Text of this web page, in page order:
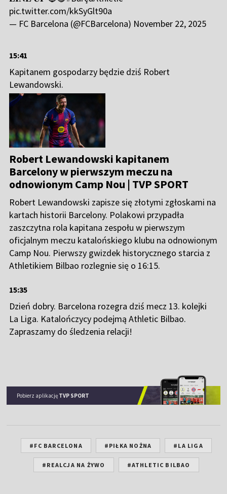
pic.twitter.com/kkSyGlt90a
— FC Barcelona (@FCBarcelona) November 22, 2025
15:41
Kapitanem gospodarzy będzie dziś Robert
Lewandowski.
Robert Lewandowski kapitanem
Barcelony w pierwszym meczu na
odnowionym Camp Nou | TVP SPORT
Robert Lewandowski zapisze się złotymi zgłoskami na
kartach historii Barcelony. Polakowi przypadła
zaszczytna rola kapitana zespołu w pierwszym
oficjalnym meczu katalońskiego klubu na odnowionym
Camp Nou. Pierwszy gwizdek historycznego starcia z
Athletikiem Bilbao rozlegnie się o 16:15.
15:35
Dzień dobry. Barcelona rozegra dziś mecz 13. kolejki
La Liga. Katalończycy podejmą Athletic Bilbao.
Zapraszamy do śledzenia relacji!
Pobierz aplikację TVP SPORT
#FC BARCELONA #PIŁKA NOŻNA #LA LIGA
#REALCJA NA ŻYWO #ATHLETIC BILBAO